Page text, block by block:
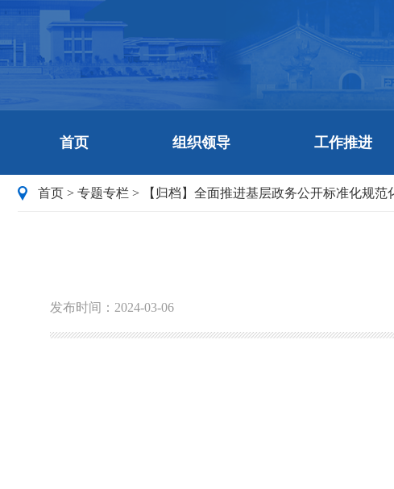
首页 组织领导 工作推进
首页 > 专题专栏 > 【归档】全面推进基层政务公开标准化规范
发布时间：2024-03-06